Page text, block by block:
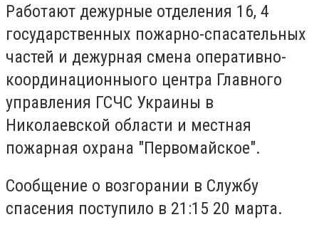
Работают дежурные отделения 16, 4
государственных пожарно-спасательных
частей и дежурная смена оперативно-
координационныого центра Главного
управления ГСЧС Украины в
Николаевской области и местная
пожарная охрана "Первомайское".
Сообщение о возгорании в Службу
спасения поступило в 21:15 20 марта.